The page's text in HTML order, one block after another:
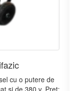
cu o putere de